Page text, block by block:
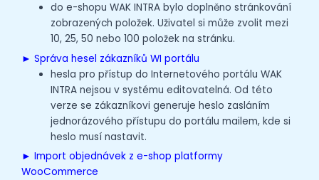
do e-shopu WAK INTRA bylo doplněno stránkování
zobrazených položek. Uživatel si může zvolit mezi
10, 25, 50 nebo 100 položek na stránku.
► Správa hesel zákazníků WI portálu
hesla pro přístup do Internetovéhoportálu WAK
INTRA nejsou v systému editovatelná. Od této
verze se zákazníkovi generuje heslo zasláním
jednorázového přístupu do portálu mailem, kde si
heslo musí nastavit.
► Import objednávek z e-shop platformy
WooCommerce